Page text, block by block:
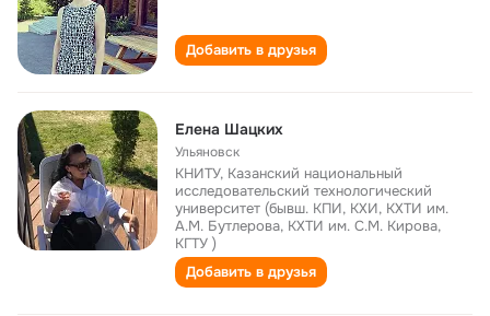
Добавить в друзья
Елена Шацких
Ульяновск
КНИТУ, Казанский национальный
исследовательский технологический
университет (бывш. КПИ, КХИ, КХТИ им.
А.М. Бутлерова, КХТИ им. С.М. Кирова,
КГТУ )
Добавить в друзья